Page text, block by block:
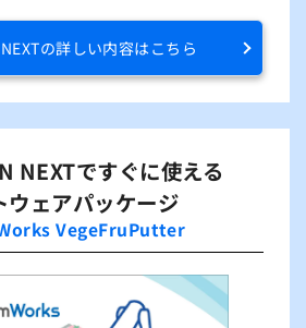
の詳しい内容はこちら
NEXTですぐに使える
ウェアパッケージ
VegeFruPutter